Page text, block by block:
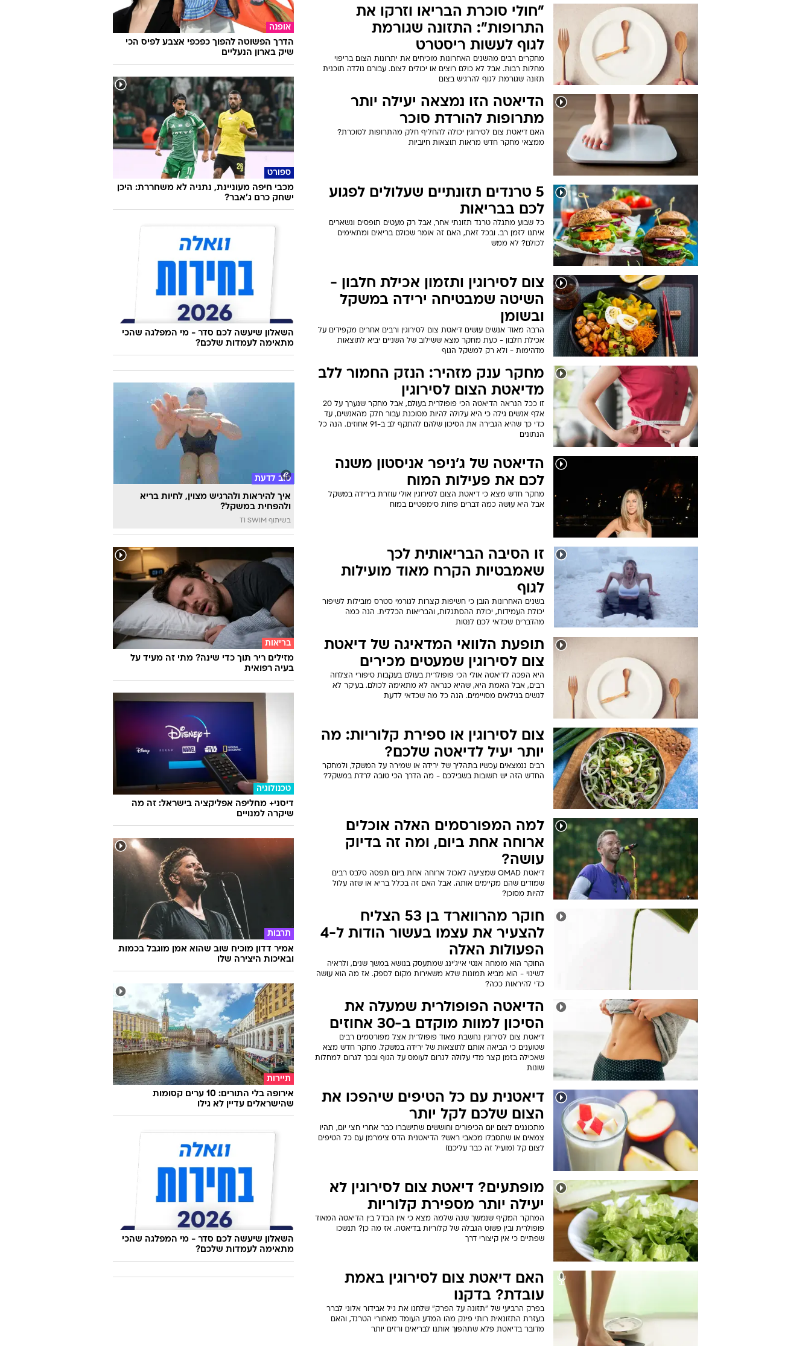
"חולי סוכרת הבריאו וזרקו את
התרופות": התזונה שגורמת
לגוף לעשות ריסטרט
מחקרים רבים מהשנים האחרונות מוכיחים את יתרונות הצום בריפוי
מחלות רבות. אבל לא כולם רוצים או יכולים לצום. עבורם נולדה תוכנית
תזונה שגורמת לגוף להרגיש בצום
הדיאטה הזו נמצאה יעילה יותר
מתרופות להורדת סוכר
האם דיאטת צום לסירוגין יכולה להחליף חלק מהתרופות לסוכרת?
ממצאי מחקר חדש מראות תוצאות חיוביות
5 טרנדים תזונתיים שעלולים לפגוע
לכם בבריאות
כל שבוע מתגלה טרנד תזונתי אחר, אבל רק מעטים תופסים ונשארים
איתנו לזמן רב. ובכל זאת, האם זה אומר שכולם בריאים ומתאימים
לכולם? לא ממש
צום לסירוגין ותזמון אכילת חלבון -
השיטה שמבטיחה ירידה במשקל
ובשומן
הרבה מאוד אנשים עושים דיאטת צום לסירוגין ורבים אחרים מקפידים על
אכילת חלבון - כעת מחקר מצא ששילוב של השניים יביא לתוצאות
מדהימות - ולא רק למשקל הגוף
מחקר ענק מזהיר: הנזק החמור ללב
מדיאטת הצום לסירוגין
זו ככל הנראה הדיאטה הכי פופולרית בעולם, אבל מחקר שנערך על 20
אלף אנשים גילה כי היא עלולה להיות מסוכנת עבור חלק מהאנשים, עד
כדי כך שהיא הגבירה את הסיכון שלהם להתקף לב ב-91 אחוזים. הנה כל
הנתונים
הדיאטה של ג'ניפר אניסטון משנה
לכם את פעילות המוח
מחקר חדש מצא כי דיאטת הצום לסירוגין אולי עוזרת בירידה במשקל
אבל היא עושה כמה דברים פחות סימפטיים במוח
זו הסיבה הבריאותית לכך
שאמבטיות הקרח מאוד מועילות
לגוף
בשנים האחרונות הובן כי חשיפות קצרות לגורמי סטרס מובילות לשיפור
יכולת העמידות, יכולת ההסתגלות, והבריאות הכללית. הנה כמה
מהדברים שכדאי לכם לנסות
תופעת הלוואי המדאיגה של דיאטת
צום לסירוגין שמעטים מכירים
היא הפכה לדיאטה אולי הכי פופולרית בעולם בעקבות סיפורי הצלחה
רבים, אבל האמת היא, שהיא כנראה לא מתאימה לכולם. בעיקר לא
לנשים בגילאים מסויימים. הנה כל מה שכדאי לדעת
צום לסירוגין או ספירת קלוריות: מה
יותר יעיל לדיאטה שלכם?
רבים ננמצאים עכשיו בתהליך של ירידה או שמירה על המשקל, ולמחקר
החדש הזה יש תשובות בשבילכם - מה הדרך הכי טובה לרדת במשקל?
למה המפורסמים האלה אוכלים
ארוחה אחת ביום, ומה זה בדיוק
עושה?
דיאטת OMAD שמציעה לאכול ארוחה אחת ביום תפסה סלבס רבים
שמודים שהם מקיימים אותה. אבל האם זה בכלל בריא או שזה עלול
להיות מסוכן?
חוקר מהרווארד בן 53 הצליח
להצעיר את עצמו בעשור הודות ל-4
הפעולות האלה
החוקר הוא מומחה אנטי אייג'ינג שמתעסק בנושא במשך שנים, ולראיה
לשינוי - הוא מביא תמונות שלא משאירות מקום לספק. אז מה הוא עושה
כדי להיראות ככה?
הדיאטה הפופולרית שמעלה את
הסיכון למוות מוקדם ב-30 אחוזים
דיאטת צום לסירוגין נחשבת מאוד פופולרית אצל מפורסמים רבים
שטוענים כי הביאה אותם לתוצאות של ירידה במשקל. מחקר חדש מצא
שאכילה בזמן קצר מדי עלולה לגרום לעומס על הגוף ובכך לגרום למחלות
שונות
דיאטנית עם כל הטיפים שיהפכו את
הצום שלכם לקל יותר
מתכוננים לצום יום הכיפורים וחוששים שתישברו כבר אחרי חצי יום, תהיו
צמאים או שתסבלו מכאבי ראש? הדיאטנית הדס צימרמן עם כל הטיפים
לצום קל (מועיל זה כבר עליכם)
מופתעים? דיאטת צום לסירוגין לא
יעילה יותר מספירת קלוריות
המחקר המקיף שנמשך שנה שלמה מצא כי אין הבדל בין הדיאטה המאוד
פופולרית ובין פשוט הגבלה של קלוריות בדיאטה. אז מה כן? תנשכו
שפתיים כי אין קיצורי דרך
האם דיאטת צום לסירוגין באמת
עובדת? בדקנו
בפרק הרביעי של "תזונה על הפרק" שלחנו את גיל אבידור אלוני לברר
בעזרת התזונאית רותי פינק מהו המדע העומד מאחורי הטרנד, והאם
מדובר בדיאטת פלא שתהפוך אותנו לבריאים ורזים יותר
אופנה
הדרך הפשוטה להפוך כפכפי אצבע לפיס הכי
שיק בארון הנעליים
ספורט
מכבי חיפה מעוניינת, נתניה לא משחררת: היכן
ישחק כרם ג'אבר?
השאלון שיעשה לכם סדר - מי המפלגה שהכי
מתאימה לעמדות שלכם?
טוב לדעת
איך להיראות ולהרגיש מצוין, לחיות בריא
ולהפחית במשקל?
בשיתוף TI SWIM
בריאות
מזילים ריר תוך כדי שינה? מתי זה מעיד על
בעיה רפואית
טכנולוגיה
דיסני+ מחליפה אפליקציה בישראל: זה מה
שיקרה למנויים
תרבות
אמיר דדון מוכיח שוב שהוא אמן מוגבל בכמות
ובאיכות היצירה שלו
תיירות
אירופה בלי התורים: 10 ערים קסומות
שהישראלים עדיין לא גילו
השאלון שיעשה לכם סדר - מי המפלגה שהכי
מתאימה לעמדות שלכם?